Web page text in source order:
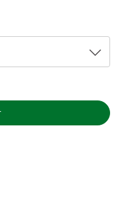
na CLDF podem